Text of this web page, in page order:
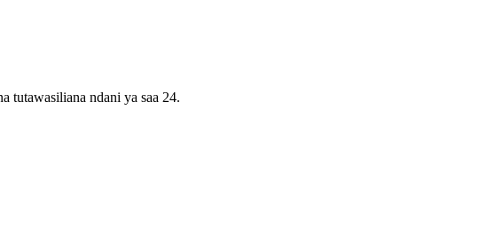
tutawasiliana ndani ya saa 24.